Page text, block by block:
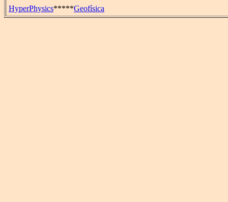
HyperPhysics*****Geofísica